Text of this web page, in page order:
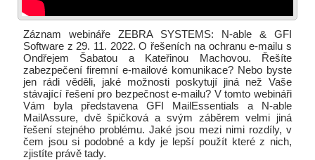
Záznam webináře ZEBRA SYSTEMS: N-able & GFI
Software z 29. 11. 2022. O řešeních na ochranu e-mailu s
Ondřejem Šabatou a Kateřinou Machovou. Řešíte
zabezpečení firemní e-mailové komunikace? Nebo byste
jen rádi věděli, jaké možnosti poskytují jiná než Vaše
stávající řešení pro bezpečnost e‑mailu? V tomto webináři
Vám byla představena GFI MailEssentials a N-able
MailAssure, dvě špičková a svým záběrem velmi jiná
řešení stejného problému. Jaké jsou mezi nimi rozdíly, v
čem jsou si podobné a kdy je lepší použít které z nich,
zjistíte právě tady.